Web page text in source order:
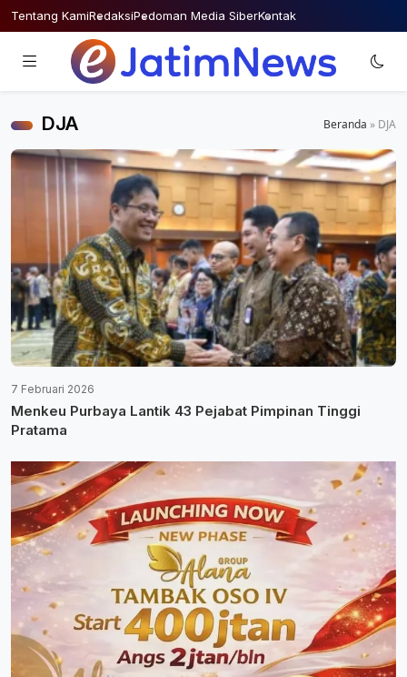
Skip
to
Tentang KamiRedaksiPedoman Media SiberKontak
DJA Beranda » DJA
7 Februari 2026
Menkeu Purbaya Lantik 43 Pejabat Pimpinan Tinggi
Pratama